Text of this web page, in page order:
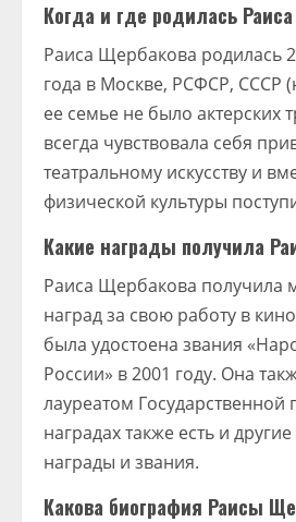
Когда и где родилась
Раиса Щербакова родилась
года в Москве, РСФСР, СССР
ее семье не было актерских
всегда чувствовала себя
театральному искусству и
физической культуры
Какие награды получила
Раиса Щербакова получила
наград за свою работу в
была удостоена звания
России» в 2001 году. Она
лауреатом
наградах также есть и
награды и звания.
Какова биография Раисы